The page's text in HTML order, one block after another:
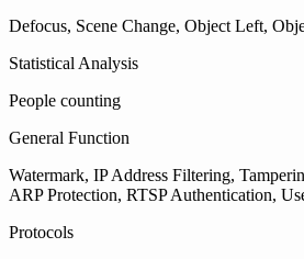
Defocus, Scene Change, Object Left,
Statistical Analysis
People counting
General Function
Watermark, IP Address Filtering,
ARP Protection, RTSP Authentication,
Protocols